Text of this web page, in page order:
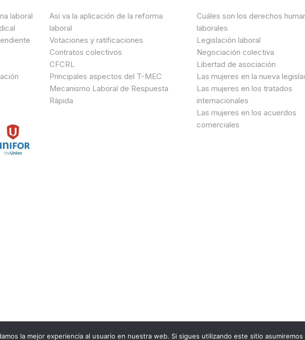
laboral
Así va la aplicación de la reforma
laboral
Votaciones y ratificaciones
Contratos colectivos
CFCRL
Principales aspectos del T-MEC
Mecanismo Laboral de Respuesta
Rápida
Cuáles son los derechos
laborales
Legislación laboral
Negociación colectiva
Libertad de asociación
Las mujeres en la nueva
Las mujeres en los tratados
internacionales
Las mujeres en los acuerdos
comerciales
la mejor experiencia al usuario en nuestra web. Si sigues utilizando este sitio